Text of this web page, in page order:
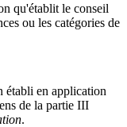
qu'établit le conseil
ou les catégories de
en application
de la partie III
.